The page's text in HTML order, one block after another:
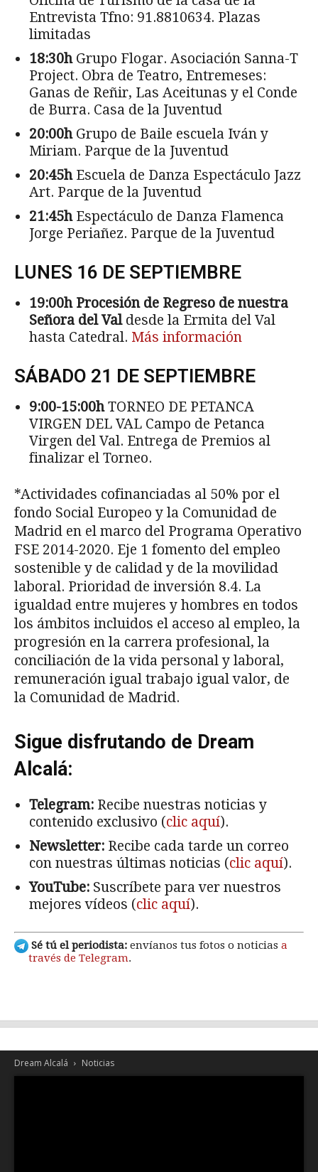
Entrevista Tfno: 91.8810634. Plazas
limitadas
18:30hGrupo Flogar. Asociación Sanna-T
Project. Obra de Teatro, Entremeses:
Ganas de Reñir, Las Aceitunas y el Conde
de Burra. Casa de la Juventud
20:00h Grupo de Baile escuela Iván y
Miriam. Parque de la Juventud
20:45hEscuela de Danza Espectáculo Jazz
Art. Parque de la Juventud
21:45hEspectáculo de Danza Flamenca
Jorge Periañez. Parque de la Juventud
LUNES 16 DE SEPTIEMBRE
19:00h Procesión de Regreso de nuestra
Señora del Valdesde la Ermita del Val
hasta Catedral. Más información
SÁBADO 21 DE SEPTIEMBRE
9:00-15:00hTORNEO DE PETANCA
VIRGEN DEL VAL Campo de Petanca
Virgen del Val. Entrega de Premios al
finalizar el Torneo.
*Actividades cofinanciadas al 50% por el
fondo Social Europeo y la Comunidad de
Madrid en el marco del Programa Operativo
FSE 2014-2020. Eje 1 fomento del empleo
sostenible y de calidad y de la movilidad
laboral. Prioridad de inversión 8.4. La
igualdad entre mujeres y hombres en todos
los ámbitos incluidos el acceso al empleo, la
progresión en la carrera profesional, la
conciliación de la vida personal y laboral,
remuneración igual trabajo igual valor, de
la Comunidad de Madrid.
Sigue disfrutando de Dream
Alcalá:
Telegram: Recibe nuestras noticias y
contenido exclusivo (clic aquí).
Newsletter: Recibe cada tarde un correo
con nuestras últimas noticias (clic aquí).
YouTube: Suscríbete para ver nuestros
mejores vídeos (clic aquí).
Sé tú el periodista: envíanos tus fotos o noticias a
través de Telegram.